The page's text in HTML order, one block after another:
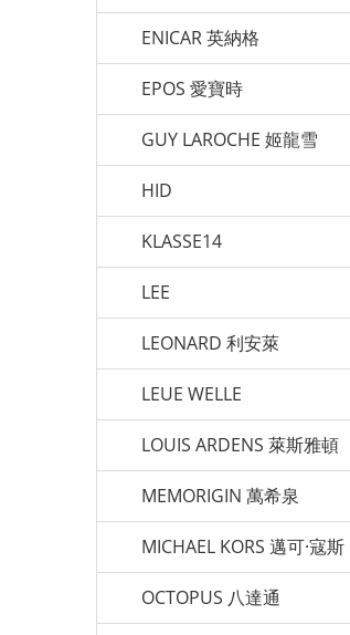
ENICAR 英納格
EPOS 愛寶時
GUY LAROCHE 姬龍雪
HID
KLASSE14
LEE
LEONARD 利安萊
LEUE WELLE
LOUIS ARDENS 萊斯雅頓
MEMORIGIN 萬希泉
MICHAEL KORS 邁可·寇斯
OCTOPUS 八達通